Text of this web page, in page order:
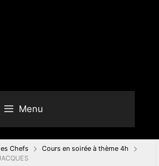
Menu
Chefs
Cours en soirée à thème 4h